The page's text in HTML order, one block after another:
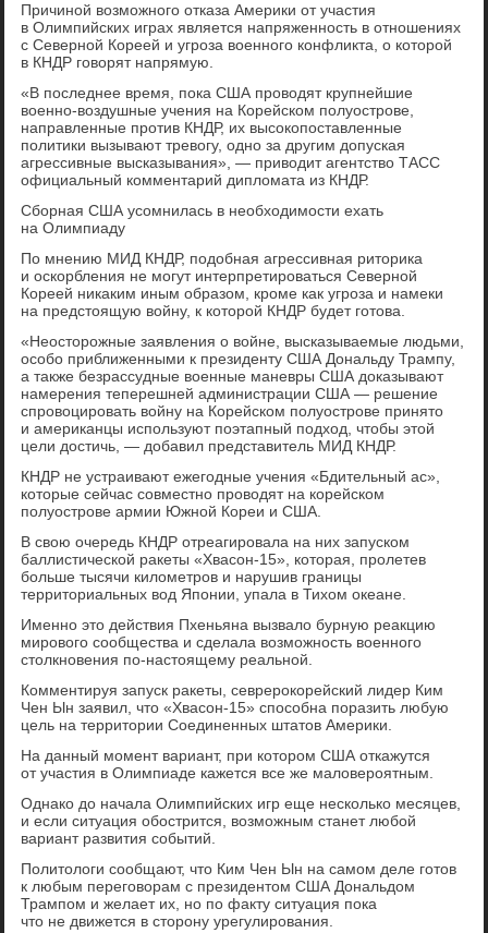
Причиной возможного отказа Америки от участия
в Олимпийских играх является напряженность в отношениях
с Северной Кореей и угроза военного конфликта, о которой
в КНДР говорят напрямую.
«В последнее время, пока США проводят крупнейшие
военно-воздушные учения на Корейском полуострове,
направленные против КНДР, их высокопоставленные
политики вызывают тревогу, одно за другим допуская
агрессивные высказывания», — приводит агентство ТАСС
официальный комментарий дипломата из КНДР.
Сборная США усомнилась в необходимости ехать
на Олимпиаду
По мнению МИД КНДР, подобная агрессивная риторика
и оскорбления не могут интерпретироваться Северной
Кореей никаким иным образом, кроме как угроза и намеки
на предстоящую войну, к которой КНДР будет готова.
«Неосторожные заявления о войне, высказываемые людьми,
особо приближенными к президенту США Дональду Трампу,
а также безрассудные военные маневры США доказывают
намерения теперешней администрации США — решение
спровоцировать войну на Корейском полуострове принято
и американцы используют поэтапный подход, чтобы этой
цели достичь, — добавил представитель МИД КНДР.
КНДР не устраивают ежегодные учения «Бдительный ас»,
которые сейчас совместно проводят на корейском
полуострове армии Южной Кореи и США.
В свою очередь КНДР отреагировала на них запуском
баллистической ракеты «Хвасон-15», которая, пролетев
больше тысячи километров и нарушив границы
территориальных вод Японии, упала в Тихом океане.
Именно это действия Пхеньяна вызвало бурную реакцию
мирового сообщества и сделала возможность военного
столкновения по-настоящему реальной.
Комментируя запуск ракеты, севрерокорейский лидер Ким
Чен Ын заявил, что «Хвасон-15» способна поразить любую
цель на территории Соединенных штатов Америки.
На данный момент вариант, при котором США откажутся
от участия в Олимпиаде кажется все же маловероятным.
Однако до начала Олимпийских игр еще несколько месяцев,
и если ситуация обострится, возможным станет любой
вариант развития событий.
Политологи сообщают, что Ким Чен Ын на самом деле готов
к любым переговорам с президентом США Дональдом
Трампом и желает их, но по факту ситуация пока
что не движется в сторону урегулирования.